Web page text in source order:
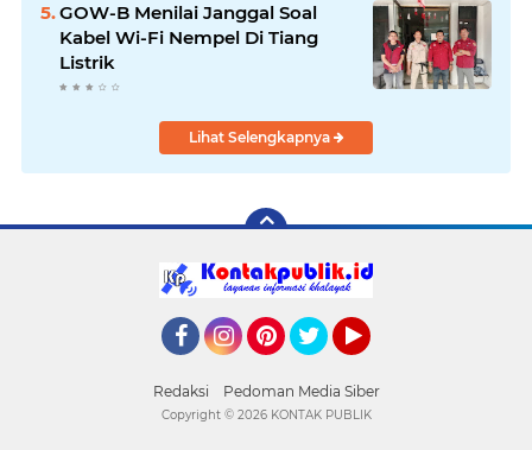
GOW-B Menilai Janggal Soal
Kabel Wi-Fi Nempel Di Tiang
Listrik
Lihat Selengkapnya
Redaksi Pedoman Media Siber
Copyright © 2026 KONTAK PUBLIK